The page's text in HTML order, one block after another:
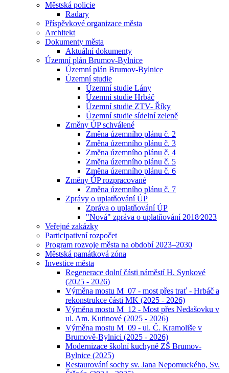
Městská policie
Radary
Příspěvkové organizace města
Architekt
Dokumenty města
Aktuální dokumenty
Územní plán Brumov-Bylnice
Územní plán Brumov-Bylnice
Územní studie
Územní studie Lány
Územní studie Hrbáč
Územní studie ZTV- Říky
Územní studie sídelní zeleně
Změny ÚP schválené
Změna územního plánu č. 2
Změna územního plánu č. 3
Změna územního plánu č. 4
Změna územního plánu č. 5
Změna územního plánu č. 6
Změny ÚP rozpracované
Změna územního plánu č. 7
Zprávy o uplatňování ÚP
Zpráva o uplatňování ÚP
"Nová" zpráva o uplatňování 2018⁄2023
Veřejné zakázky
Participativní rozpočet
Program rozvoje města na období 2023–2030
Městská památková zóna
Investice města
Regenerace dolní části náměstí H. Synkové
(2025 - 2026)
Výměna mostu M_07 - most přes trať - Hrbáč a
rekonstrukce části MK (2025 - 2026)
Výměna mostu M_12 - Most přes Nedašovku v
ul. Am. Kutinové (2025 - 2026)
Výměna mostu M_09 - ul. Č. Kramoliše v
Brumově-Bylnici (2025 - 2026)
Modernizace školní kuchyně ZŠ Brumov-
Bylnice (2025)
Restaurování sochy sv. Jana Nepomuckého, Sv.